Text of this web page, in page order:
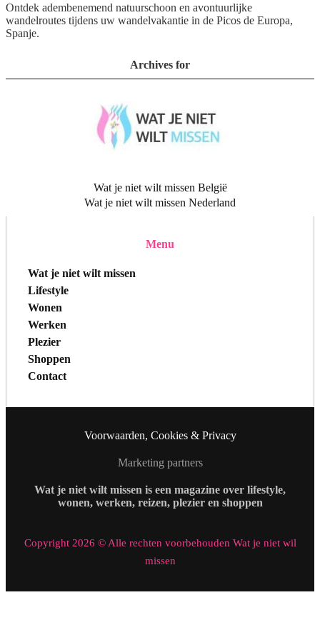
Ontdek adembenemend natuurschoon en avontuurlijke
wandelroutes tijdens uw wandelvakantie in de Picos de Europa,
Spanje.
Archives for
Wat je niet wilt missen België
Wat je niet wilt missen Nederland
Menu
Wat je niet wilt missen
Lifestyle
Wonen
Werken
Plezier
Shoppen
Contact
Voorwaarden, Cookies & Privacy
Marketing partners
Wat je niet wilt missen is een magazine over lifestyle,
wonen, werken, reizen, plezier en shoppen
Copyright 2026 © Alle rechten voorbehouden Wat je niet wil
missen